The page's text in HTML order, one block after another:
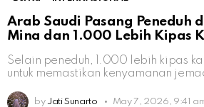
Arab Saudi Pasang Peneduh
Mina dan 1.000 Lebih Kipas
Selain peneduh, 1.000 lebih kipas
untuk memastikan kenyamanan
by Jati Sunarto May 7, 2026, 9:41